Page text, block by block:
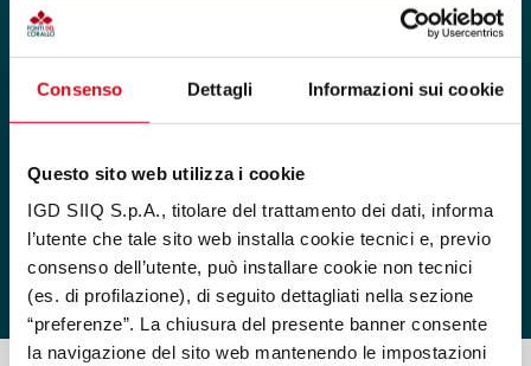
Consenso Dettagli Informazioni sui cookie
Questo sito web utilizza i cookie
IGD SIIQ S.p.A., titolare del trattamento dei dati, informa
l’utente che tale sito web installa cookie tecnici e, previo
consenso dell’utente, può installare cookie non tecnici
(es. di profilazione), di seguito dettagliati nella sezione
“preferenze”. La chiusura del presente banner consente
la navigazione del sito web mantenendo le impostazioni
CULTURA, TEMPO LIBERO, REGALO
CURA DELLA PERSONA, SALUTE
SUPERMERCATO
TUTTI I NEGOZI